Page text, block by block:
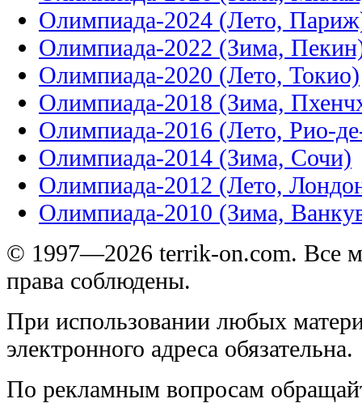
Олимпиада-2024 (Лето,
Олимпиада-2022 (Зима,
Олимпиада-2020 (Лето, Токио)
Олимпиада-2018 (Зима,
Олимпиада-2016 (Лето, Рио-
Олимпиада-2014 (Зима, Сочи)
Олимпиада-2012 (Лето,
Олимпиада-2010 (Зима,
© 1997—2026 terrik-on.com. Все
права соблюдены.
При использовании любых
электронного адреса обязательна.
По рекламным вопросам